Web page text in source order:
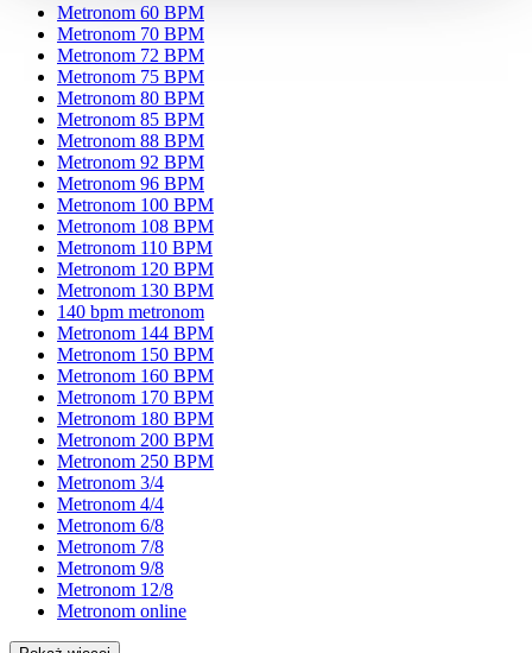
Metronom 60 BPM
Metronom 70 BPM
Metronom 72 BPM
Metronom 75 BPM
Metronom 80 BPM
Metronom 85 BPM
Metronom 88 BPM
Metronom 92 BPM
Metronom 96 BPM
Metronom 100 BPM
Metronom 108 BPM
Metronom 110 BPM
Metronom 120 BPM
Metronom 130 BPM
140 bpm metronom
Metronom 144 BPM
Metronom 150 BPM
Metronom 160 BPM
Metronom 170 BPM
Metronom 180 BPM
Metronom 200 BPM
Metronom 250 BPM
Metronom 3/4
Metronom 4/4
Metronom 6/8
Metronom 7/8
Metronom 9/8
Metronom 12/8
Metronom online